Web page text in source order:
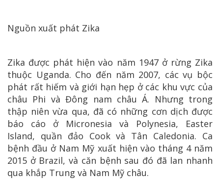
Nguồn xuất phát Zika
Zika được phát hiện vào năm 1947 ở rừng Zika
thuộc Uganda. Cho đến năm 2007, các vụ bộc
phát rất hiếm và giới hạn hẹp ở các khu vực của
châu Phi và Đông nam châu Á. Nhưng trong
thập niên vừa qua, đã có những cơn dịch được
báo cáo ở Micronesia và Polynesia, Easter
Island, quần đảo Cook và Tân Caledonia. Ca
bệnh đầu ở Nam Mỹ xuất hiện vào tháng 4 năm
2015 ở Brazil, và căn bệnh sau đó đã lan nhanh
qua khắp Trung và Nam Mỹ châu.